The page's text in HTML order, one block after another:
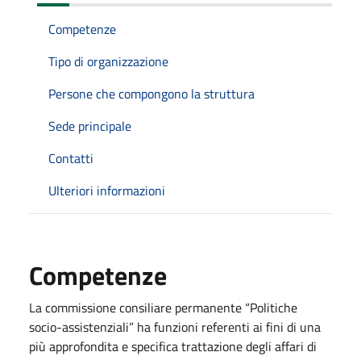
Competenze
Tipo di organizzazione
Persone che compongono la struttura
Sede principale
Contatti
Ulteriori informazioni
Competenze
La commissione consiliare permanente “Politiche
socio-assistenziali” ha funzioni referenti ai fini di una
più approfondita e specifica trattazione degli affari di